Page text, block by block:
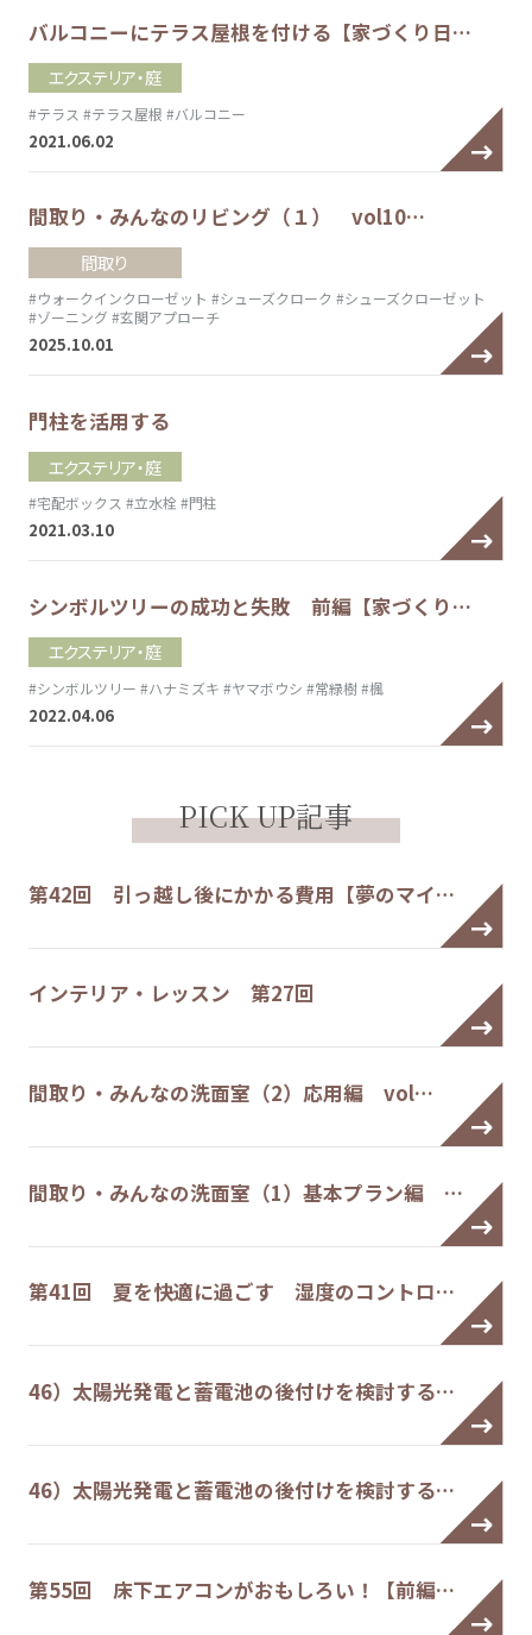
バルコニーにテラス屋根を付ける【家づくり日…
エクステリア・庭
#テラス #テラス屋根 #バルコニー
2021.06.02
間取り・みんなのリビング（１） vol10…
間取り
#ウォークインクローゼット #シューズクローク #シューズクローゼット
#ゾーニング #玄関アプローチ
2025.10.01
門柱を活用する
エクステリア・庭
#宅配ボックス #立水栓 #門柱
2021.03.10
シンボルツリーの成功と失敗 前編【家づくり…
エクステリア・庭
#シンボルツリー #ハナミズキ #ヤマボウシ #常緑樹#楓
2022.04.06
PICK UP記事
第42回 引っ越し後にかかる費用【夢のマイ…
インテリア・レッスン 第27回
間取り・みんなの洗面室（2）応用編 vol…
間取り・みんなの洗面室（1）基本プラン編 …
第41回 夏を快適に過ごす 湿度のコントロ…
46）太陽光発電と蓄電池の後付けを検討する…
46）太陽光発電と蓄電池の後付けを検討する…
第55回 床下エアコンがおもしろい！【前編…